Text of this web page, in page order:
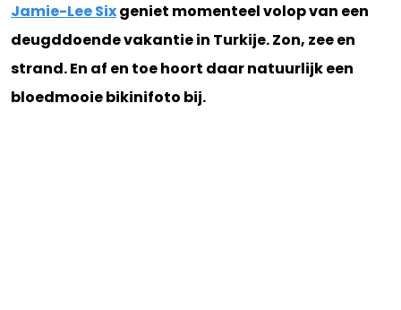
Jamie-Lee Sixgeniet momenteel volop van een
deugddoende vakantie in Turkije. Zon, zee en
strand. En af en toe hoort daar natuurlijk een
bloedmooie bikinifoto bij.